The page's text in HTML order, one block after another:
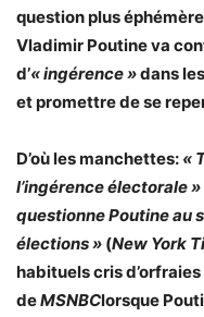
question plus
Vladimir Poutine va
d’« ingérence »dans
et promettre de se
D’où les manchettes: «
l’ingérence électorale »
questionne Poutine au
élections » (New York
habituels cris
deMSNBClorsque